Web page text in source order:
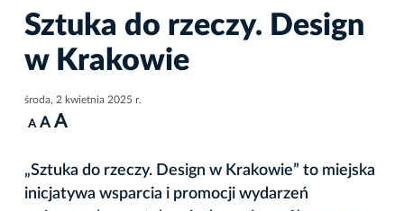
Sztuka do rzeczy. Design
w Krakowie
środa, 2 kwietnia 2025 r.
A A A
„Sztuka do rzeczy. Design w Krakowie” to miejska
inicjatywa wsparcia i promocji wydarzeń